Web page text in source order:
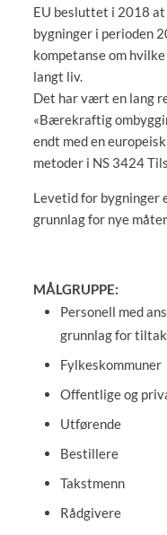
EU besluttet i 2018
bygninger i perioden
kompetanse om
langt liv.
Det har vært en lang
«Bærekraftig
endt med en
metoder i NS 3424
Levetid for bygninger
grunnlag for nye
MÅLGRUPPE:
Personell med
grunnlag for
Fylkeskommuner
Offentlige og
Utførende
Bestillere
Takstmenn
Rådgivere